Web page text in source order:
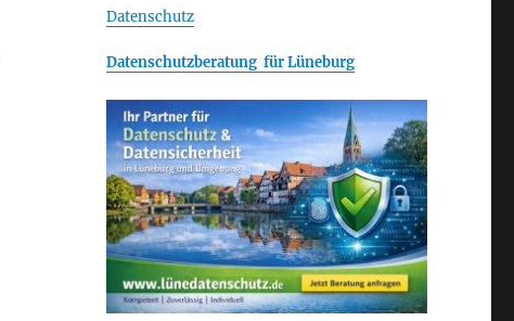
Datenschutz
Datenschutzberatung für Lüneburg